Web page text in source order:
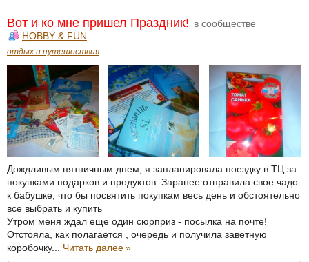
Вот и ко мне пришел Праздник! в сообществе
HOBBY & FUN
отдых и путешествия
Дождливым пятничным днем, я запланировала поездку в ТЦ за
покупками подарков и продуктов. Заранее отправила свое чадо
к бабушке, что бы посвятить покупкам весь день и обстоятельно
все выбрать и купить
Утром меня ждал еще один сюрприз - посылка на почте!
Отстояла, как полагается , очередь и получила заветную
коробочку... Читать далее»